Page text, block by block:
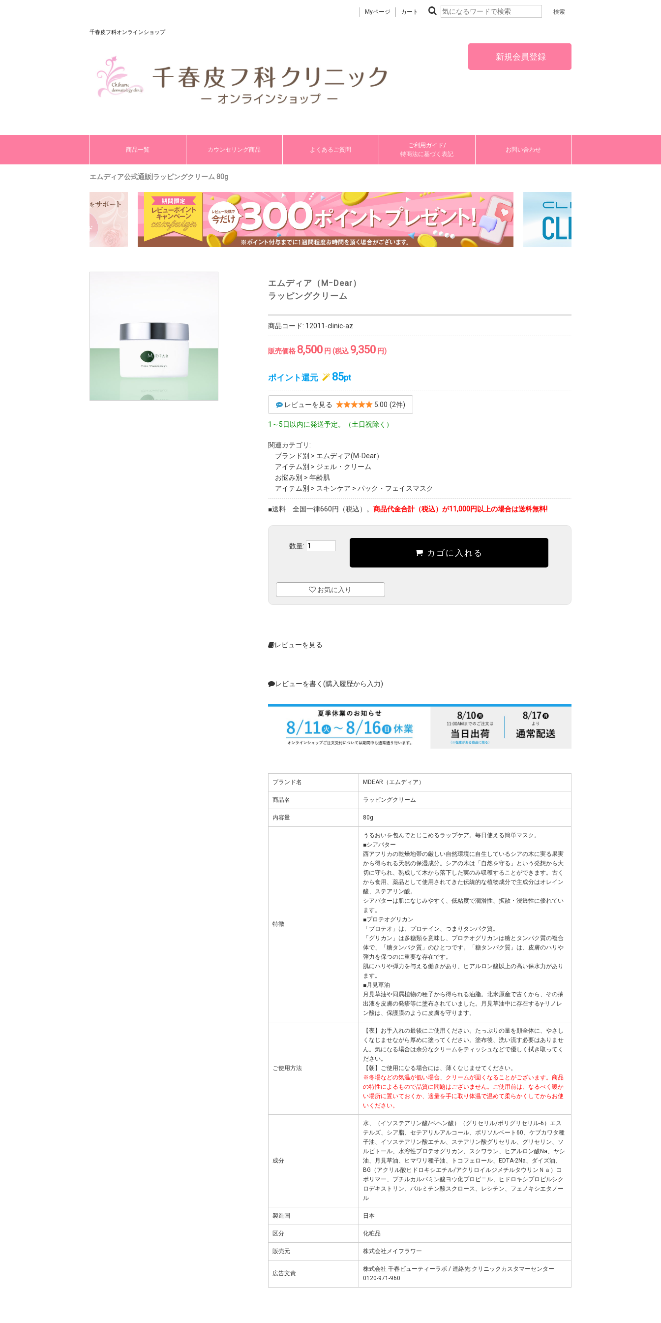
Myページ カート
千春皮フ科オンラインショップ
新規会員登録
商品一覧 カウンセリング商品 よくあるご質問
ご利用ガイド/
特商法に基づく表記
お問い合わせ
エムディア公式通販|ラッピングクリーム 80g
エムディア（MｰDear）
ラッピングクリーム
商品コード: 12011-clinic-az
販売価格 8,500円 (税込 9,350円)
ポイント還元 85pt
レビューを見る 5.00 (2件)
1～5日以内に発送予定。（土日祝除く）
関連カテゴリ:
ブランド別 > エムディア(M-Dear）
アイテム別 > ジェル・クリーム
お悩み別 > 年齢肌
アイテム別 > スキンケア > パック・フェイスマスク
■送料 全国一律660円（税込）。 商品代金合計（税込）が11,000円以上の場合は送料無料!
数量:
カゴに入れる
お気に入り
レビューを見る
レビューを書く(購入履歴から入力)
ブランド名 MDEAR（エムディア）
商品名 ラッピングクリーム
内容量 80g
特徴
うるおいを包んでとじこめるラップケア。毎日使える簡単マスク。
■シアバター
西アフリカの乾燥地帯の厳しい自然環境に自生しているシアの木に実る果実
から得られる天然の保湿成分。シアの木は「自然を守る」という発想から大
切に守られ、熟成して木から落下した実のみ収穫することができます。古く
から食用、薬品として使用されてきた伝統的な植物成分で主成分はオレイン
酸、ステアリン酸。
シアバターは肌になじみやすく、低粘度で潤滑性、拡散・浸透性に優れてい
ます。
■プロテオグリカン
「プロテオ」は、プロテイン、つまりタンパク質。
「グリカン」は多糖類を意味し、プロテオグリカンは糖とタンパク質の複合
体で、「糖タンパク質」のひとつです。「糖タンパク質」は、皮膚のハリや
弾力を保つのに重要な存在です。
肌にハリや弾力を与える働きがあり、ヒアルロン酸以上の高い保水力があり
ます。
■月見草油
月見草油や同属植物の種子から得られる油脂。北米原産で古くから、その抽
出液を皮膚の発疹等に塗布されていました。月見草油中に存在するγ-リノレ
ン酸は、保護膜のように皮膚を守ります。
ご使用方法
【夜】お手入れの最後にご使用ください。たっぷりの量を顔全体に、やさし
くなじませながら厚めに塗ってください。塗布後、洗い流す必要はありませ
ん。気になる場合は余分なクリームをティッシュなどで優しく拭き取ってく
ださい。
【朝】ご使用になる場合には、薄くなじませてください。
※冬場などの気温が低い場合、クリームが固くなることがございます。商品
の特性によるもので品質に問題はございません。ご使用前は、なるべく暖か
い場所に置いておくか、適量を手に取り体温で温めて柔らかくしてからお使
いください。
成分
水、（イソステアリン酸/ベヘン酸）（グリセリル/ポリグリセリル-6）エス
テルズ、シア脂、セテアリルアルコール、ポリソルベート60、ケブカワタ種
子油、イソステアリン酸エチル、ステアリン酸グリセリル、グリセリン、ソ
ルビトール、水溶性プロテオグリカン、スクワラン、ヒアルロン酸Na、ヤシ
油、月見草油、ヒマワリ種子油、トコフェロール、EDTA-2Na、ダイズ油、
BG（アクリル酸ヒドロキシエチル/アクリロイルジメチルタウリンＮａ）コ
ポリマー、ブチルカルバミン酸ヨウ化プロピニル、ヒドロキシプロピルシク
ロデキストリン、パルミチン酸スクロース、レシチン、フェノキシエタノー
ル
製造国 日本
区分 化粧品
販売元 株式会社メイフラワー
広告文責
株式会社 千春ビューティーラボ / 連絡先:クリニックカスタマーセンター
0120-971-960